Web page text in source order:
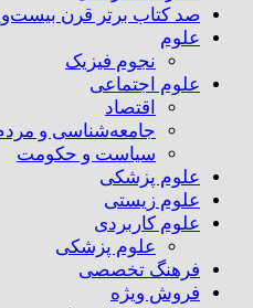
صد کتاب برتر قرن
علوم
نجوم فیزیک
علوم اجتماعی
اقتصاد
جامعه‌شناسی و
سیاست و حکومت
علوم پزشکی
علوم زیستی
علوم کاربردی
علوم پزشکی
فرهنگ تخصصی
فروش ویژه